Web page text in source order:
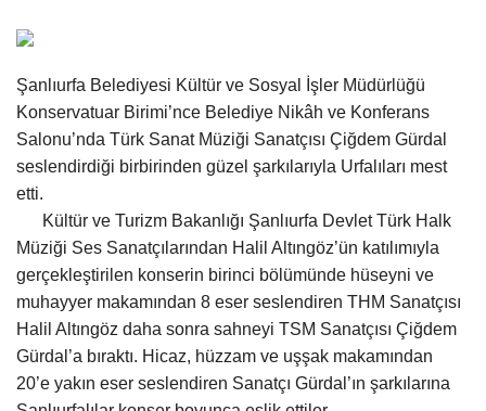
Spor
Gündem
Tekno Bilim
Ekonomi
Galeriler
Siyaset
Şanlıurfa Belediyesi Kültür ve Sosyal İşler Müdürlüğü
Konservatuar Birimi’nce Belediye Nikâh ve Konferans
Salonu’nda Türk Sanat Müziği Sanatçısı Çiğdem Gürdal
seslendirdiği birbirinden güzel şarkılarıyla Urfalıları mest
etti.
Kültür ve Turizm Bakanlığı Şanlıurfa Devlet Türk Halk
Müziği Ses Sanatçılarından Halil Altıngöz’ün katılımıyla
gerçekleştirilen konserin birinci bölümünde hüseyni ve
muhayyer makamından 8 eser seslendiren THM Sanatçısı
Halil Altıngöz daha sonra sahneyi TSM Sanatçısı Çiğdem
Gürdal’a bıraktı. Hicaz, hüzzam ve uşşak makamından
20’e yakın eser seslendiren Sanatçı Gürdal’ın şarkılarına